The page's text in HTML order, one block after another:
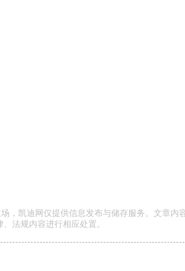
，凯迪网仅提供信息发布与储存服务。文章内
法规内容进行相应处置。